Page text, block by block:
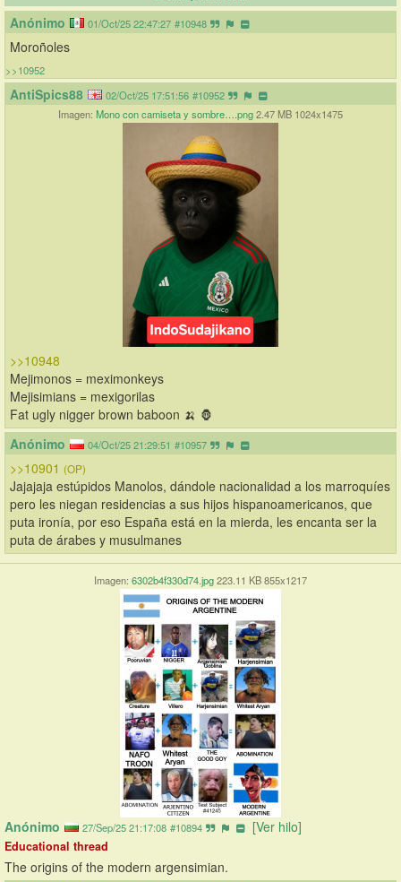
Anónimo 01/Oct/25 22:47:27 #10948
Moroñoles
>>10952
AntiSpics88 02/Oct/25 17:51:56 #10952
Imagen: Mono con camiseta y sombre….png2.47 MB 1024x1475
>>10948
Mejimonos = meximonkeys
Mejisimians = mexigorilas
Fat ugly nigger brown baboon 🍌 🦍
Anónimo
04/Oct/25 21:29:51 #10957
>>10901 (OP)
Jajajaja estúpidos Manolos, dándole nacionalidad a los marroquíes
pero les niegan residencias a sus hijos hispanoamericanos, que
puta ironía, por eso España está en la mierda, les encanta ser la
puta de árabes y musulmanes
Imagen: 6302b4f330d74.jpg223.11 KB 855x1217
Anónimo 27/Sep/25 21:17:08 #10894 [Ver hilo]
Educational thread
The origins of the modern argensimian.